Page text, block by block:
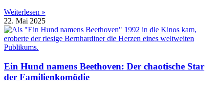
Weiterlesen »
22. Mai 2025
Ein Hund namens Beethoven: Der chaotische Star
der Familienkomödie